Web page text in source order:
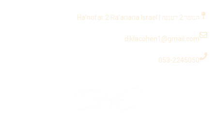
הנופר 2 רעננה | Ha'nofar 2 Ra'anana Israel
diklacohen1@gmail.com
053-2245050